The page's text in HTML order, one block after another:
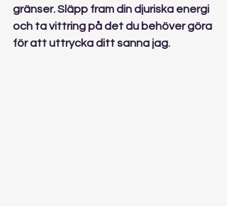
gränser. Släpp fram din djuriska energi
och ta vittring på det du behöver göra
för att uttrycka ditt sanna jag.